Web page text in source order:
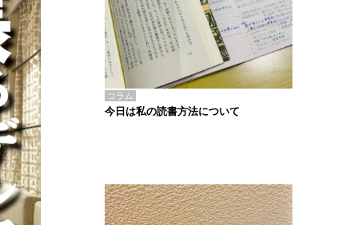
コラム
今日は私の読書方法について